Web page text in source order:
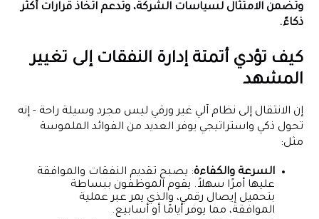
وتضمن الامتثال لسياسات الشركة، وتدعم اتخاذ قرارات أكثر
ذكاءً.
كيف تؤدي أتمتة إدارة النفقات إلى تغيير
المشهد
إن الانتقال إلى نظام آلي غير ورقي ليس مجرد وسيلة راحة - إنه
تحول ذكي واستراتيجي يوفر العديد من الفوائد الملموسة
مثل:
السرعة والكفاءة: يصبح تقديم النفقات والموافقة
عليها أمرًا سهلاً. يقوم الموظفون ببساطة
بتحميل إيصال رقمي، والذي يمر عبر عملية
الموافقة، مما يوفر أيامًا أو أسابيع.